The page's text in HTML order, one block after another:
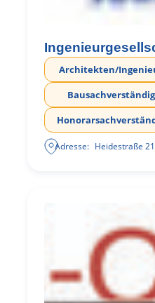
Architekten/
Adresse: Heidestraße 21